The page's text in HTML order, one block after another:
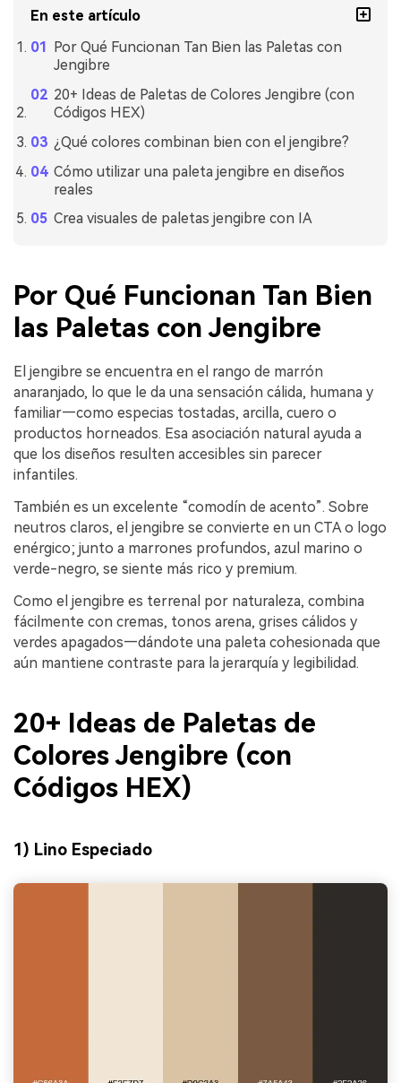
En este artículo
Por Qué Funcionan Tan Bien las Paletas con
Jengibre
20+ Ideas de Paletas de Colores Jengibre (con
Códigos HEX)
¿Qué colores combinan bien con el jengibre?
Cómo utilizar una paleta jengibre en diseños
reales
Crea visuales de paletas jengibre con IA
Por Qué Funcionan Tan Bien
las Paletas con Jengibre
El jengibre se encuentra en el rango de marrón
anaranjado, lo que le da una sensación cálida, humana y
familiar—como especias tostadas, arcilla, cuero o
productos horneados. Esa asociación natural ayuda a
que los diseños resulten accesibles sin parecer
infantiles.
También es un excelente “comodín de acento”. Sobre
neutros claros, el jengibre se convierte en un CTA o logo
enérgico; junto a marrones profundos, azul marino o
verde-negro, se siente más rico y premium.
Como el jengibre es terrenal por naturaleza, combina
fácilmente con cremas, tonos arena, grises cálidos y
verdes apagados—dándote una paleta cohesionada que
aún mantiene contraste para la jerarquía y legibilidad.
20+ Ideas de Paletas de
Colores Jengibre (con
Códigos HEX)
1) Lino Especiado